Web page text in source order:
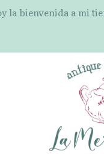
la bienvenida a mi